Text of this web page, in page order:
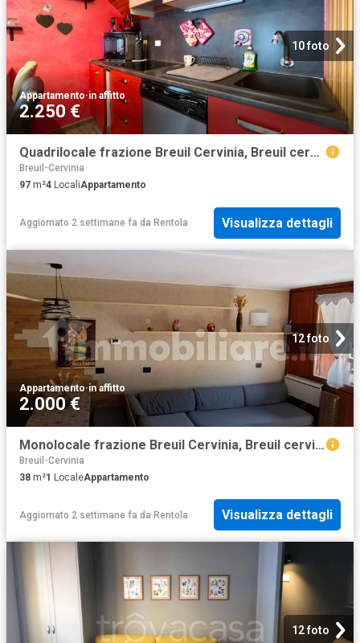
10 foto
Appartamento·in affitto
2.250 €
Quadrilocale frazione Breuil Cervinia, Breuil cervinia, Valtournenche
Breuil-Cervinia
97 m²4 LocaliAppartamento
Aggiornato 2 settimane fa da Rentola Visualizza dettagli
12 foto
Appartamento·in affitto
2.000 €
Monolocale frazione Breuil Cervinia, Breuil cervinia, Valtournenche
Breuil-Cervinia
38 m²1 LocaleAppartamento
Aggiornato 2 settimane fa da Rentola Visualizza dettagli
12 foto